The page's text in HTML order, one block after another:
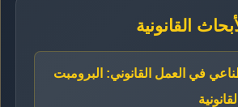
القانونية
في العمل القانوني: البرومبت